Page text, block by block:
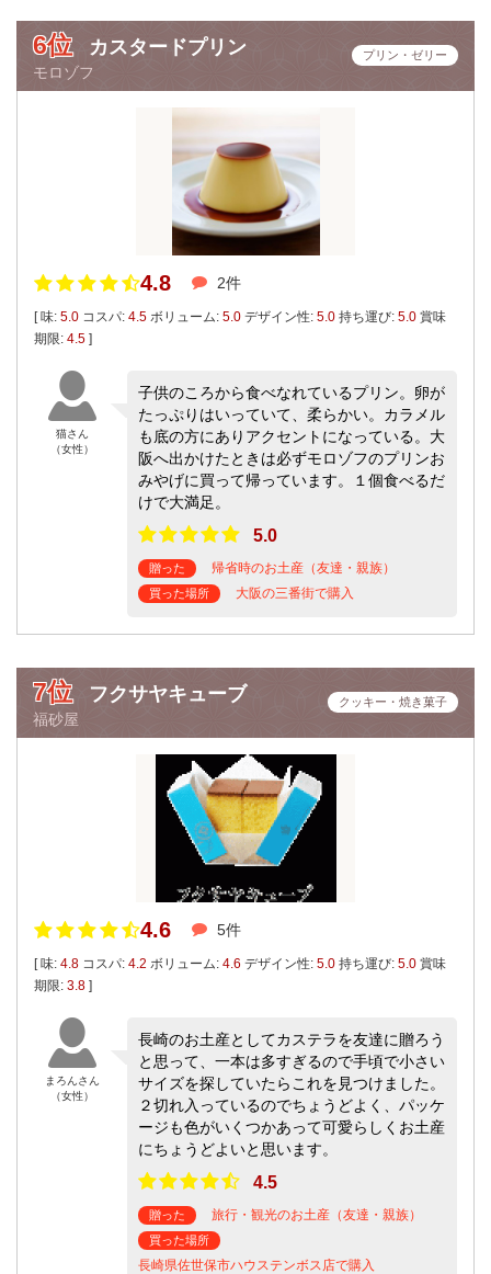
6位 カスタードプリン
モロゾフ
プリン・ゼリー
4.8 2件
[ 味: 5.0 コスパ: 4.5 ボリューム: 5.0 デザイン性: 5.0 持ち運び: 5.0 賞味
期限: 4.5 ]
猫さん
（女性）
子供のころから食べなれているプリン。卵が
たっぷりはいっていて、柔らかい。カラメル
も底の方にありアクセントになっている。大
阪へ出かけたときは必ずモロゾフのプリンお
みやげに買って帰っています。１個食べるだ
けで大満足。
5.0
贈った 帰省時のお土産（友達・親族）
買った場所 大阪の三番街で購入
7位 フクサヤキューブ
福砂屋
クッキー・焼き菓子
4.6 5件
[ 味: 4.8 コスパ: 4.2 ボリューム: 4.6 デザイン性: 5.0 持ち運び: 5.0 賞味
期限: 3.8 ]
まろんさん
（女性）
長崎のお土産としてカステラを友達に贈ろう
と思って、一本は多すぎるので手頃で小さい
サイズを探していたらこれを見つけました。
２切れ入っているのでちょうどよく、パッケ
ージも色がいくつかあって可愛らしくお土産
にちょうどよいと思います。
4.5
贈った 旅行・観光のお土産（友達・親族）
買った場所
長崎県佐世保市ハウステンボス店で購入